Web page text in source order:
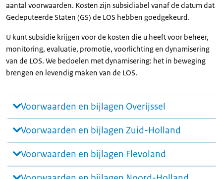
aantal voorwaarden. Kosten zijn subsidiabel vanaf de datum dat
Gedeputeerde Staten (GS) de LOS hebben goedgekeurd.
U kunt subsidie krijgen voor de kosten die u heeft voor beheer,
monitoring, evaluatie, promotie, voorlichting en dynamisering
van de LOS. We bedoelen met dynamisering: het in beweging
brengen en levendig maken van de LOS.
Voorwaarden en bijlagen Overijssel
Voorwaarden en bijlagen Zuid-Holland
Voorwaarden en bijlagen Flevoland